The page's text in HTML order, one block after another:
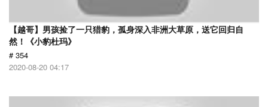
【越哥】男孩捡了一只猎豹，孤身深入非洲大草原，送它回归自
然！《小豹杜玛》
# 354
2020-08-20 04:17